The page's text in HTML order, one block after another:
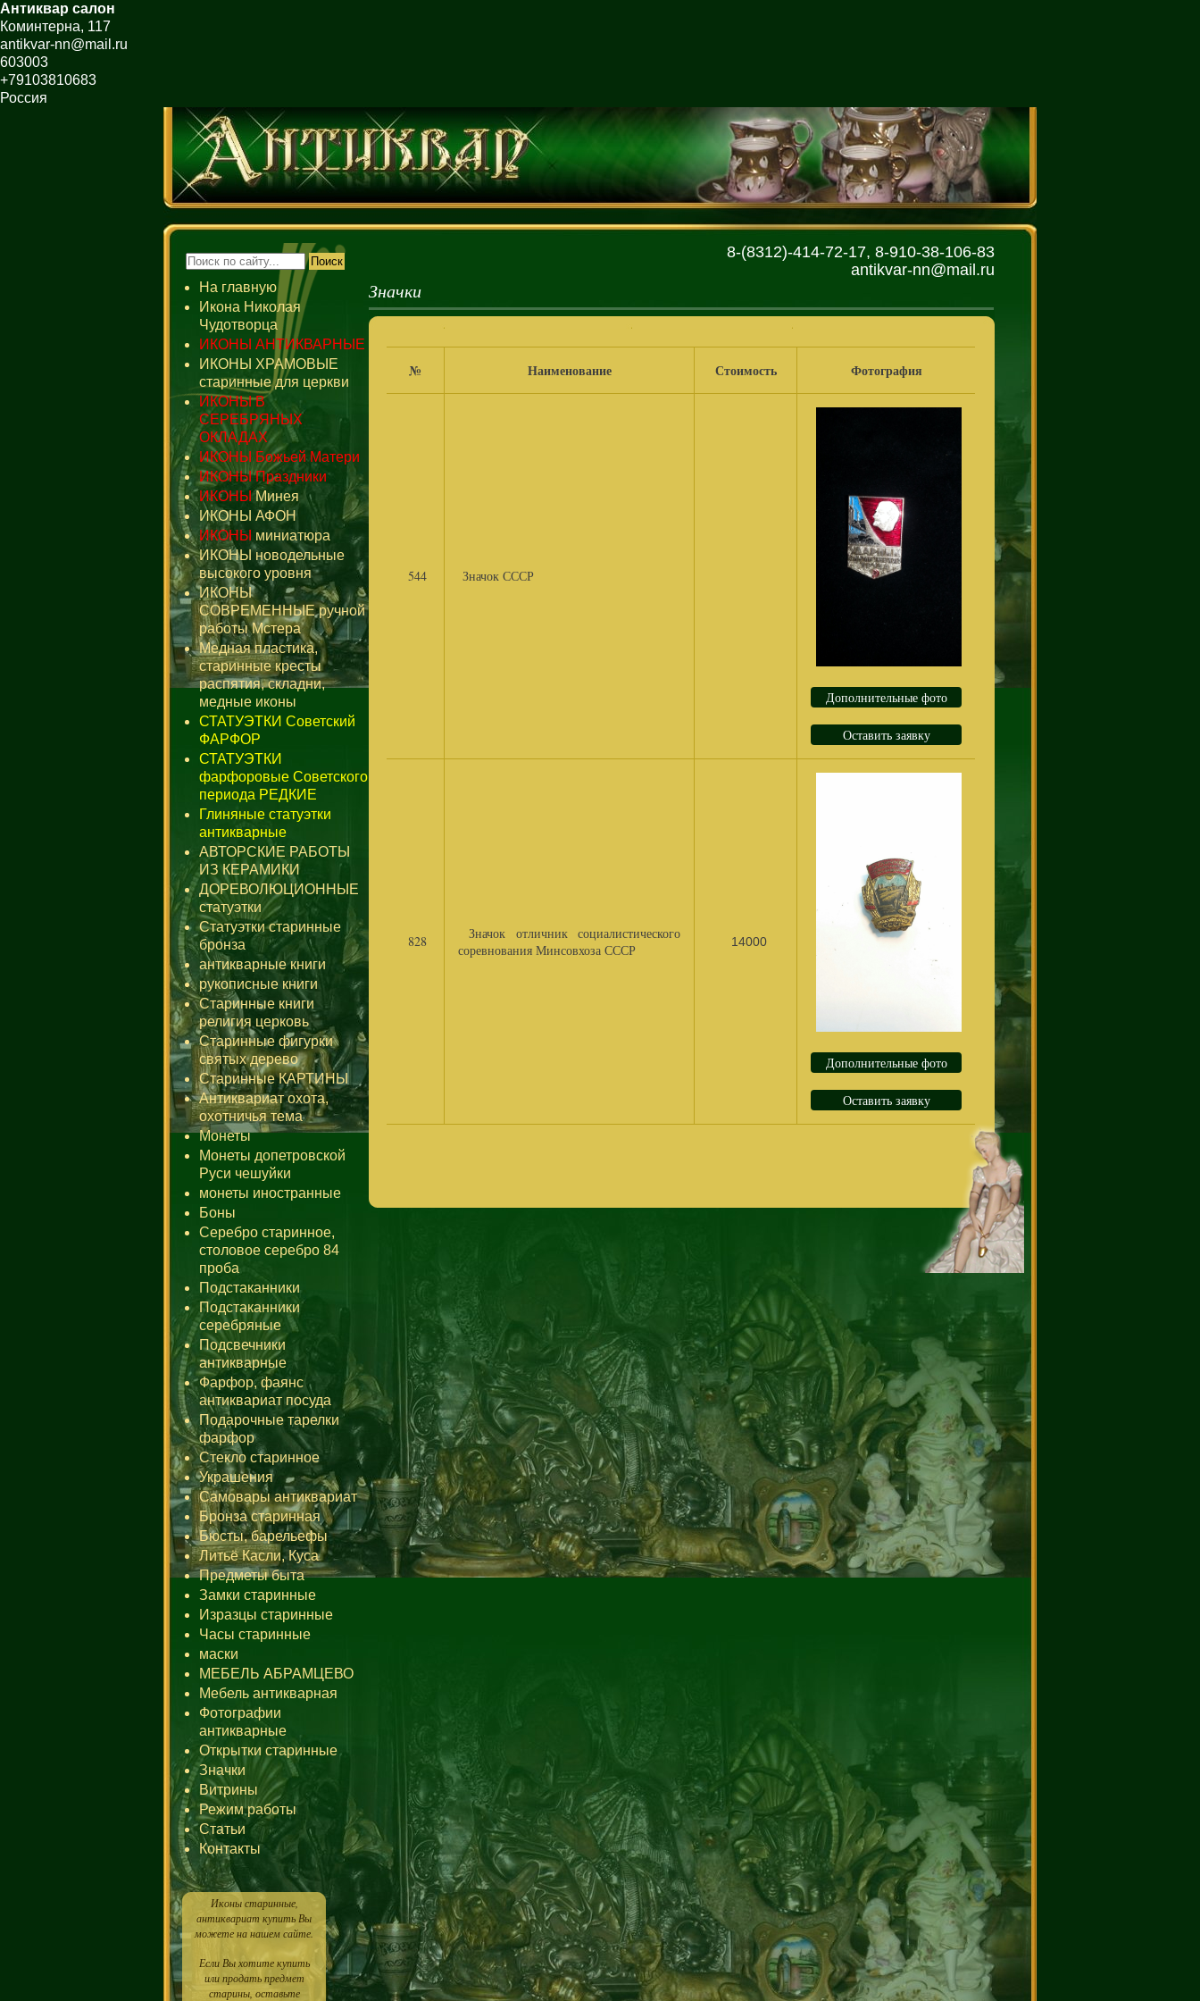
Антиквар салон
Коминтерна, 117
antikvar-nn@mail.ru
603003
+79103810683
Россия
На главную
Икона Николая
Чудотворца
ИКОНЫ АНТИКВАРНЫЕ
ИКОНЫ ХРАМОВЫЕ
старинные для церкви
ИКОНЫ В
СЕРЕБРЯНЫХ
ОКЛАДАХ
ИКОНЫ Божьей Матери
ИКОНЫ Праздники
ИКОНЫМинея
ИКОНЫ АФОН
ИКОНЫ миниатюра
ИКОНЫ новодельные
высокого уровня
ИКОНЫ
СОВРЕМЕННЫЕ ручной
работы Мстера
Медная пластика,
старинные кресты
распятия, складни,
медные иконы
СТАТУЭТКИ Советский
ФАРФОР
СТАТУЭТКИ
фарфоровые Советского
периода РЕДКИЕ
Глиняные статуэтки
антикварные
АВТОРСКИЕ РАБОТЫ
ИЗ КЕРАМИКИ
ДОРЕВОЛЮЦИОННЫЕ
статуэтки
Статуэтки старинные
бронза
антикварные книги
рукописные книги
Старинные книги
религия церковь
Старинные фигурки
святых дерево
Старинные КАРТИНЫ
Антиквариат охота,
охотничья тема
Монеты
Монеты допетровской
Руси чешуйки
монеты иностранные
Боны
Серебро старинное,
столовое серебро 84
проба
Подстаканники
Подстаканники
серебряные
Подсвечники
антикварные
Фарфор, фаянс
антиквариат посуда
Подарочные тарелки
фарфор
Стекло старинное
Украшения
Самовары антиквариат
Бронза старинная
Бюсты, барельефы
Литьё Касли, Куса
Предметы быта
Замки старинные
Изразцы старинные
Часы старинные
маски
МЕБЕЛЬ АБРАМЦЕВО
Мебель антикварная
Фотографии
антикварные
Открытки старинные
Значки
Витрины
Режим работы
Статьи
Контакты
Иконы старинные,
антиквариат купить Вы
можете на нашем сайте.
Если Вы хотите купить
или продать предмет
старины, оставьте
8-(8312)-414-72-17, 8-910-38-106-83
antikvar-nn@mail.ru
Значки
№ Наименование Стоимость Фотография
544 Значок СССР
Дополнительные фото
Оставить заявку
828
Значок отличник социалистического
соревнования Минсовхоза СССР
14000
Дополнительные фото
Оставить заявку